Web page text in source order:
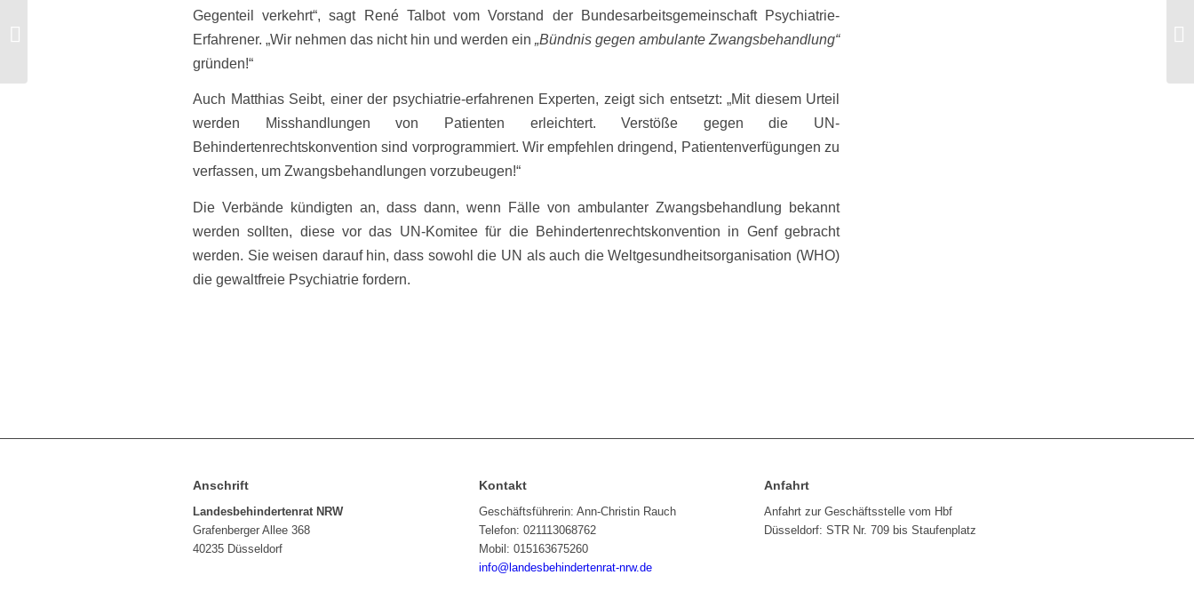
Gegenteil verkehrt“, sagt René Talbot vom Vorstand der Bundesarbeitsgemeinschaft Psychiatrie-
Erfahrener. „Wir nehmen das nicht hin und werden ein „Bündnis gegen ambulante Zwangsbehandlung“
gründen!“
Auch Matthias Seibt, einer der psychiatrie-erfahrenen Experten, zeigt sich entsetzt: „Mit diesem Urteil
werden Misshandlungen von Patienten erleichtert. Verstöße gegen die UN-
Behindertenrechtskonvention sind vorprogrammiert. Wir empfehlen dringend, Patientenverfügungen zu
verfassen, um Zwangsbehandlungen vorzubeugen!“
Die Verbände kündigten an, dass dann, wenn Fälle von ambulanter Zwangsbehandlung bekannt
werden sollten, diese vor das UN-Komitee für die Behindertenrechtskonvention in Genf gebracht
werden. Sie weisen darauf hin, dass sowohl die UN als auch die Weltgesundheitsorganisation (WHO)
die gewaltfreie Psychiatrie fordern.
Anschrift
Landesbehindertenrat NRW
Grafenberger Allee 368
40235 Düsseldorf
Kontakt
Geschäftsführerin: Ann-Christin Rauch
Telefon: 021113068762
Mobil: 015163675260
info@landesbehindertenrat-nrw.de
Anfahrt
Anfahrt zur Geschäftsstelle vom Hbf
Düsseldorf: STR Nr. 709 bis Staufenplatz
Stellungnahme zum Ende der Ampel-
Regierung und dem befürchteten